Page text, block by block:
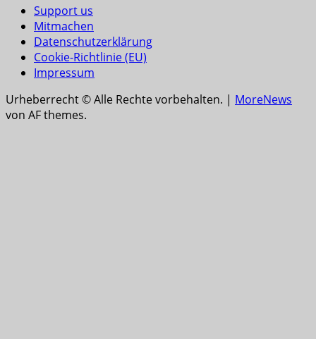
Support us
Mitmachen
Datenschutzerklärung
Cookie-Richtlinie (EU)
Impressum
Urheberrecht © Alle Rechte vorbehalten. | MoreNews
von AF themes.